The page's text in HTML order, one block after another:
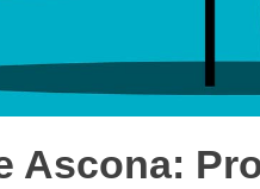
Ascona: